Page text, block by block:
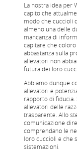
La nostra idea per
capito che
modo che cuccioli
almeno una delle
mancanza di
capitare che
abbastanza sulla
allevatori non
futura dei loro
Abbiamo dunque
allevatori e
rapporto di
allevatori delle
trasparente. Allo
comunicazione
comprendano le
loro cuccioli e che
sistemazioni.